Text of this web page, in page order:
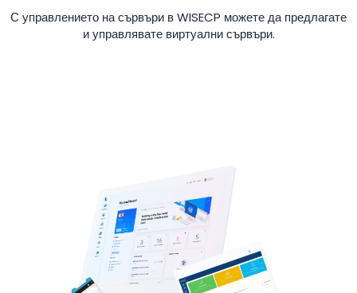
С управлението на сървъри в WISECP можете да предлагате
и управлявате виртуални сървъри.